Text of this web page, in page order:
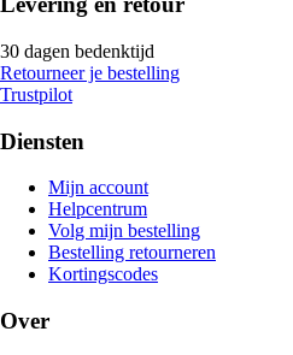
30 dagen bedenktijd
Retourneer je bestelling
Trustpilot
Diensten
Mijn account
Helpcentrum
Volg mijn bestelling
Bestelling retourneren
Kortingscodes
Over